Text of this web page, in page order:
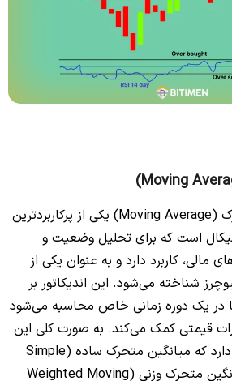
اندیکاتور میانگین متحرک (Moving Average) یکی از پرکاربردترین
است که برای تحلیل وضعیت و
مالی، کاربرد دارد و به عنوان یکی از
شناخته می‌شود. این اندیکاتور بر
در یک دوره زمانی خاص محاسبه می‌شود
قیمتی کمک می‌کند. به صورت کلی این
انواع متفاوتی دارد که میانگین متحرک ساده (Simple
Moving Average)، میانگین متحرک وزنی (Weighted Moving